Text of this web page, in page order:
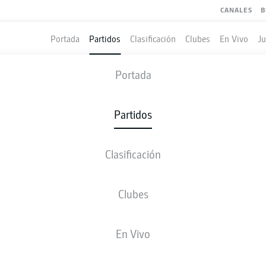
CANALES
Portada Partidos Clasificación Clubes En Vivo
Portada
Partidos
Clasificación
Clubes
En Vivo
DORTMUND - WOLFSBURG
1 0
ALINEACIONES ESTADÍSTICAS
SIGNAL IDUNA PARK (81.365 Espectadores)